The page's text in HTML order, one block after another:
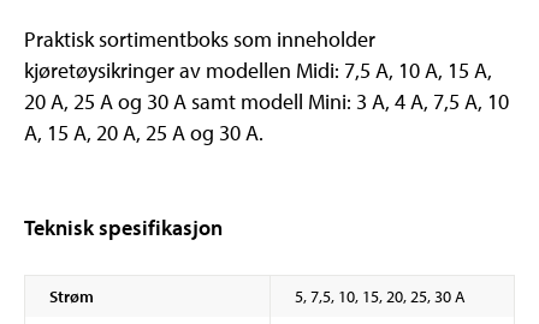
Praktisk sortimentboks som inneholder
kjøretøysikringer av modellen Midi: 7,5 A, 10 A, 15 A,
20 A, 25 A og 30 A samt modell Mini: 3 A, 4 A, 7,5 A, 10
A, 15 A, 20 A, 25 A og 30 A.
Teknisk spesifikasjon
Strøm
5, 7,5, 10, 15, 20, 25, 30 A